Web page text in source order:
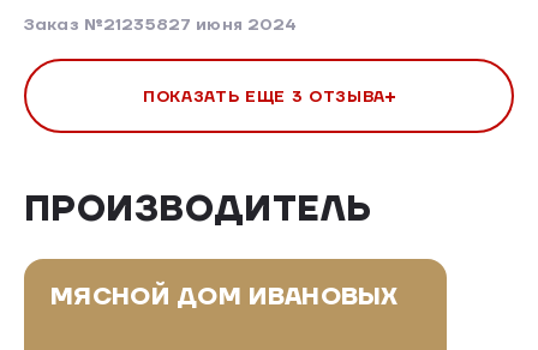
Заказ №21235827 июня 2024
ПОКАЗАТЬ ЕЩЕ 3 ОТЗЫВА
ПРОИЗВОДИТЕЛЬ
МЯСНОЙ ДОМ ИВАНОВЫХ